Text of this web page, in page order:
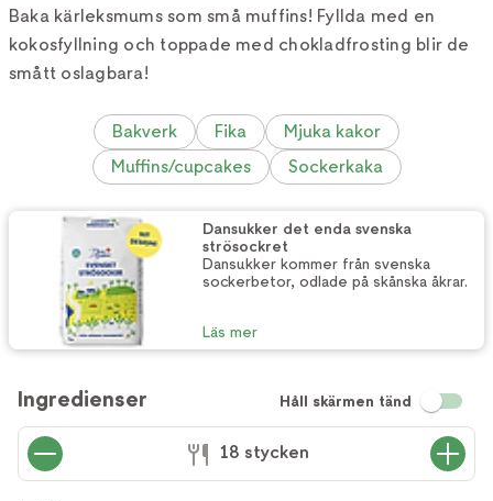
Baka kärleksmums som små muffins! Fyllda med en
kokosfyllning och toppade med chokladfrosting blir de
smått oslagbara!
Bakverk Fika
Mjuka kakor
Muffins/cupcakes
Sockerkaka
Dansukker det enda svenska
strösockret
Dansukker kommer från svenska
sockerbetor, odlade på skånska åkrar.
Läs mer
Ingredienser Håll skärmen tänd
18 stycken